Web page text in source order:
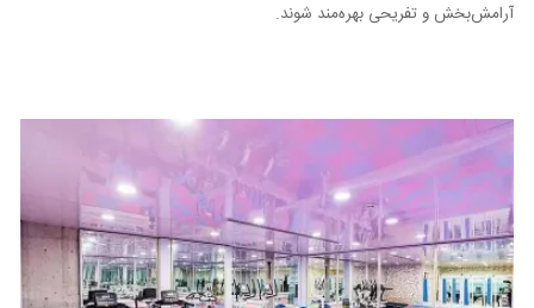
آرامش‌بخش و تفریحی بهره‌مند شوند.